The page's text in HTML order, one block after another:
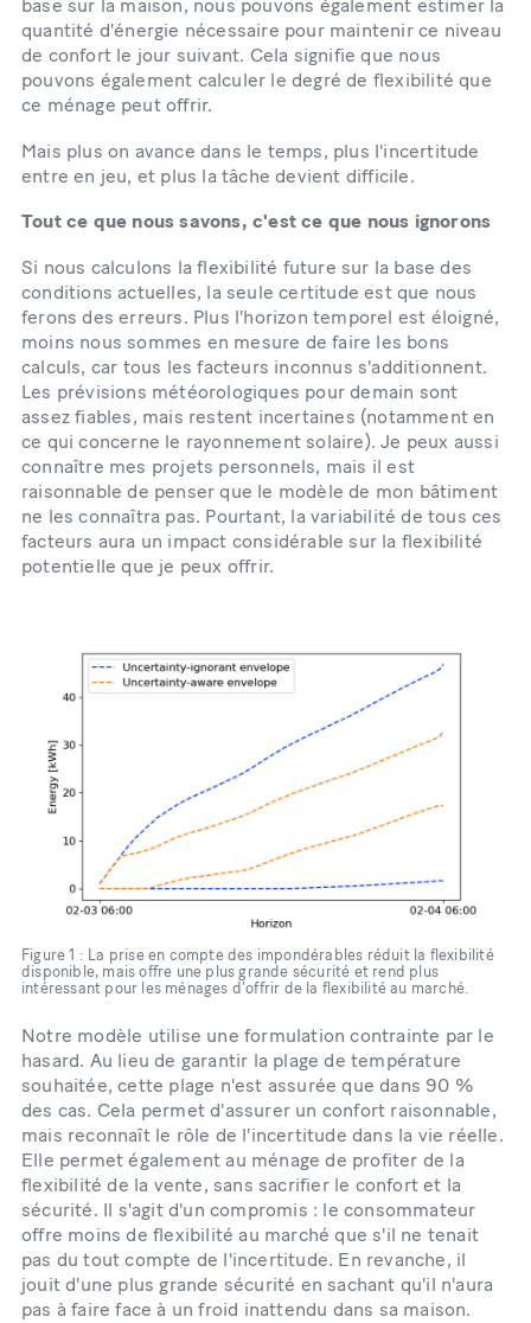
base sur la maison, nous pouvons également estimer la
quantité d'énergie nécessaire pour maintenir ce niveau
de confort le jour suivant. Cela signifie que nous
pouvons également calculer le degré de flexibilité que
ce ménage peut offrir.
Mais plus on avance dans le temps, plus l'incertitude
entre en jeu, et plus la tâche devient difficile.
Tout ce que nous savons, c'est ce que nous ignorons
Si nous calculons la flexibilité future sur la base des
conditions actuelles, la seule certitude est que nous
ferons des erreurs. Plus l'horizon temporel est éloigné,
moins nous sommes en mesure de faire les bons
calculs, car tous les facteurs inconnus s'additionnent.
Les prévisions météorologiques pour demain sont
assez fiables, mais restent incertaines (notamment en
ce qui concerne le rayonnement solaire). Je peux aussi
connaître mes projets personnels, mais il est
raisonnable de penser que le modèle de mon bâtiment
ne les connaîtra pas. Pourtant, la variabilité de tous ces
facteurs aura un impact considérable sur la flexibilité
potentielle que je peux offrir.
Figure 1 : La prise en compte des impondérables réduit la flexibilité
disponible, mais offre une plus grande sécurité et rend plus
intéressant pour les ménages d'offrir de la flexibilité au marché.
Notre modèle utilise une formulation contrainte par le
hasard. Au lieu de garantir la plage de température
souhaitée, cette plage n'est assurée que dans 90 %
des cas. Cela permet d'assurer un confort raisonnable,
mais reconnaît le rôle de l'incertitude dans la vie réelle.
Elle permet également au ménage de profiter de la
flexibilité de la vente, sans sacrifier le confort et la
sécurité. Il s'agit d'un compromis : le consommateur
offre moins de flexibilité au marché que s'il ne tenait
pas du tout compte de l'incertitude. En revanche, il
jouit d'une plus grande sécurité en sachant qu'il n'aura
pas à faire face à un froid inattendu dans sa maison.